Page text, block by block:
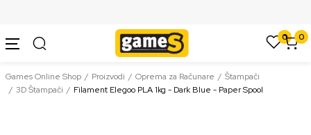
0 0
Games Online Shop Proizvodi Oprema za Računare
Štampači
3D Štampači
Filament Elegoo PLA 1kg - Dark Blue - Paper Spool